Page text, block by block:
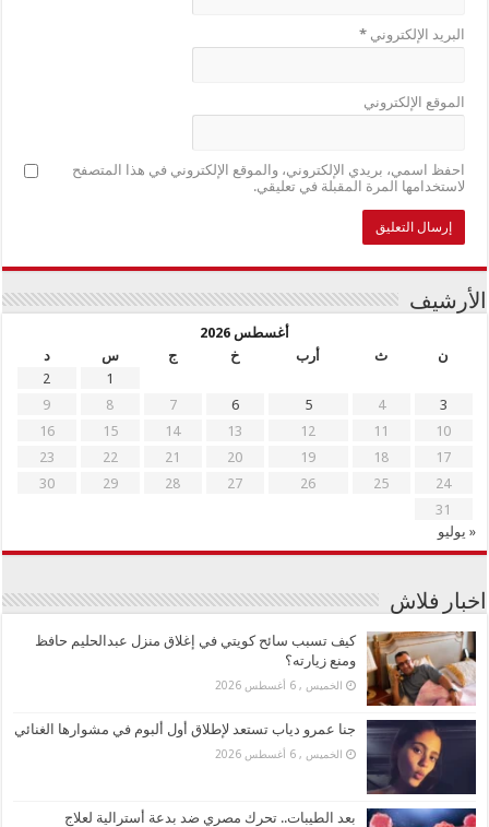
البريد الإلكتروني*
الموقع الإلكتروني
احفظ اسمي، بريدي الإلكتروني، والموقع الإلكتروني في هذا المتصفح
لاستخدامها المرة المقبلة في تعليقي.
الأرشيف
أغسطس 2026
ن
ث أرب خ ج س
د
1
2
3
4
5
6
7
8
9
10
11
12
13
14
15
16
17
18
19
20
21
22
23
24
25
26
27
28
29
30
31
« يوليو
اخبار فلاش
كيف تسبب سائح كويتي في إغلاق منزل عبدالحليم حافظ
ومنع زيارته؟
الخميس , 6 أغسطس 2026
جنا عمرو دياب تستعد لإطلاق أول ألبوم في مشوارها الغنائي
الخميس , 6 أغسطس 2026
بعد الطيبات.. تحرك مصري ضد بدعة أسترالية لعلاج